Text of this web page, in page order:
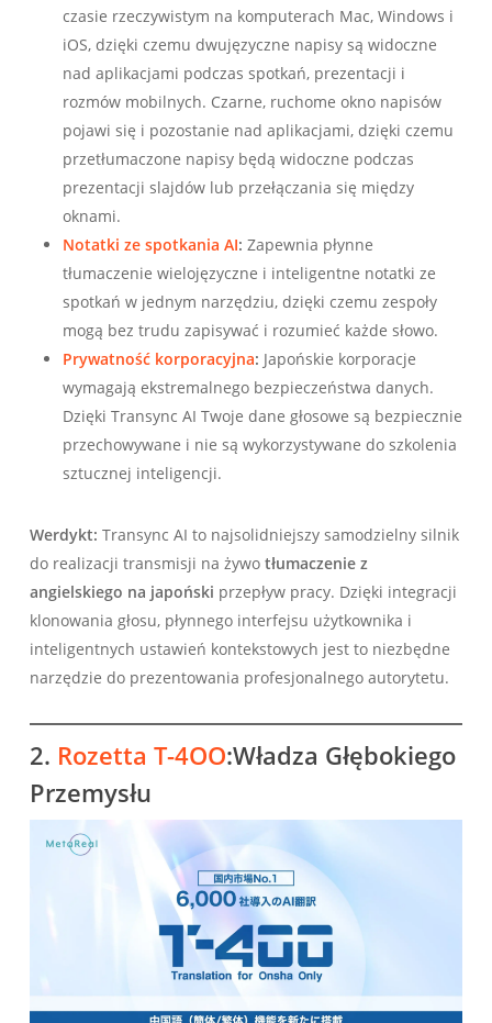
czasie rzeczywistym na komputerach Mac, Windows i
iOS, dzięki czemu dwujęzyczne napisy są widoczne
nad aplikacjami podczas spotkań, prezentacji i
rozmów mobilnych. Czarne, ruchome okno napisów
pojawi się i pozostanie nad aplikacjami, dzięki czemu
przetłumaczone napisy będą widoczne podczas
prezentacji slajdów lub przełączania się między
oknami.
Notatki ze spotkania AI: Zapewnia płynne
tłumaczenie wielojęzyczne i inteligentne notatki ze
spotkań w jednym narzędziu, dzięki czemu zespoły
mogą bez trudu zapisywać i rozumieć każde słowo.
Prywatność korporacyjna: Japońskie korporacje
wymagają ekstremalnego bezpieczeństwa danych.
Dzięki Transync AI Twoje dane głosowe są bezpiecznie
przechowywane i nie są wykorzystywane do szkolenia
sztucznej inteligencji.
Werdykt: Transync AI to najsolidniejszy samodzielny silnik
do realizacji transmisji na żywo tłumaczenie z
angielskiego na japoński przepływ pracy. Dzięki integracji
klonowania głosu, płynnego interfejsu użytkownika i
inteligentnych ustawień kontekstowych jest to niezbędne
narzędzie do prezentowania profesjonalnego autorytetu.
2. Rozetta T-4OO:Władza Głębokiego
Przemysłu